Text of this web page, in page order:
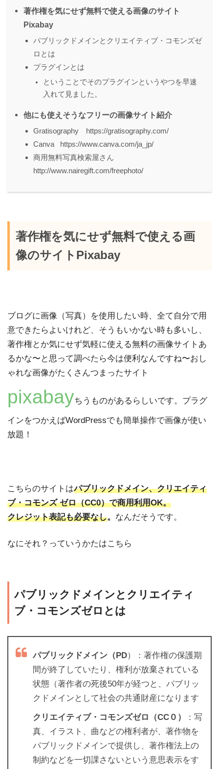
著作権を気にせず無料で使える画像のサイト
Pixabay
パブリックドメインとクリエイティブ・コモンズゼ
ロとは
プラグインとは
ということでそのプラグインというやつを早速
入れて見ました。
他にも使えそうなフリーの画像サイト紹介
Gratisography https://gratisography.com/
Canva https://www.canva.com/ja_jp/
商用無料写真検索屋さん
http://www.nairegift.com/freephoto/
著作権を気にせず無料で使える画
像のサイトPixabay
ブログに画像（写真）を使用したい時、全て自分で用
意できたらよいけれど、そうもいかない時も多いし、
著作権とか気にせず気軽に使える無料の画像サイトあ
るかな〜と思って調べたら今は便利なんですね〜おし
ゃれな画像がたくさんつまったサイト
pixabayちうものがあるらしいです。プラグ
インをつかえばWordPressでも簡単操作で画像が使い
放題！
こちらのサイトはパブリックドメイン、クリエイティ
ブ・コモンズ ゼロ（CC0）で商用利用OK。
クレジット表記も必要なし。 なんだそうです。
なにそれ？っていうかたはこちら
パブリックドメインとクリエイティ
ブ・コモンズゼロとは
パブリックドメイン（ PD）：著作権の保護期
間が終了していたり、権利が放棄されている
状態（著作者の死後50年が経つと、パブリッ
クドメインとして社会の共通財産になります
クリエイティブ・コモンズゼロ（CC ０）
：写
真、イラスト、曲などの権利者が、著作物を
パブリックドメインで提供し、著作権法上の
制約などを一切課さないという意思表示をす